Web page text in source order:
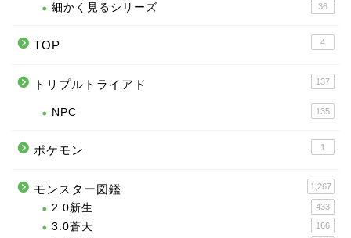
細かく見るシリーズ 36
TOP 4
トリプルトライアド 137
NPC 135
ポケモン 1
モンスター図鑑 1,267
2.0新生 433
3.0蒼天 166